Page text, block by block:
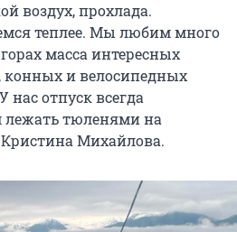
воздух, прохлада.
теплее. Мы любим много
масса интересных
конных и велосипедных
нас отпуск всегда
тюленями на
Михайлова.